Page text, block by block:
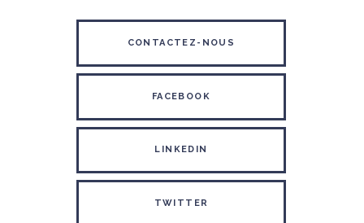
CONTACTEZ-NOUS
FACEBOOK
LINKEDIN
TWITTER